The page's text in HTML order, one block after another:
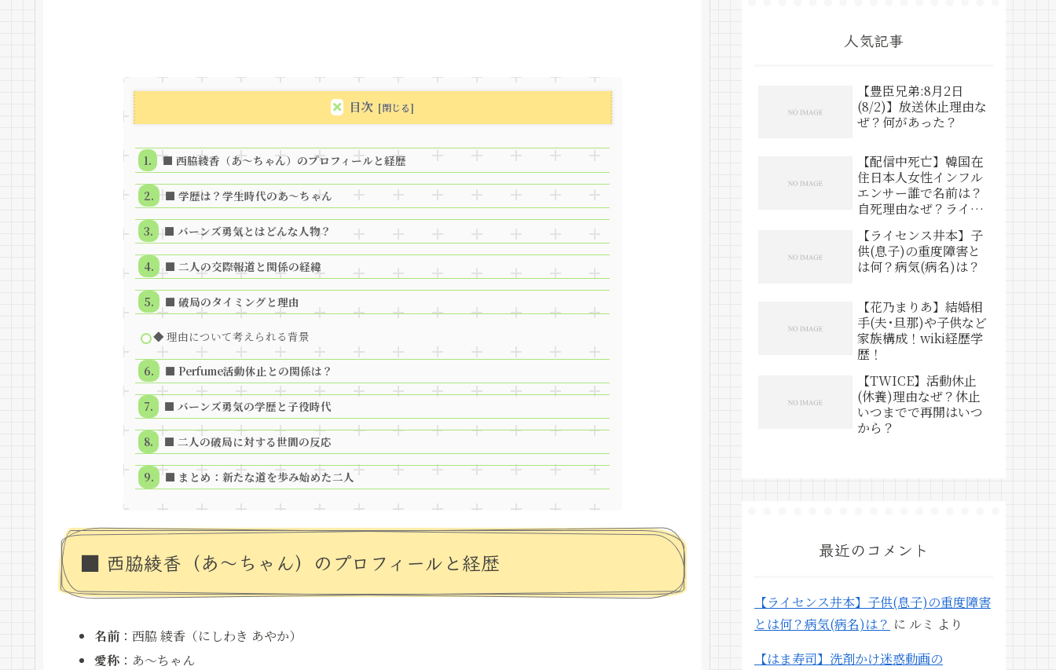
目次
■ 西脇綾香（あ～ちゃん）のプロフィールと経歴
■ 学歴は？学生時代のあ～ちゃん
■ バーンズ勇気とはどんな人物？
■ 二人の交際報道と関係の経緯
■ 破局のタイミングと理由
◆ 理由について考えられる背景
■ Perfume活動休止との関係は？
■ バーンズ勇気の学歴と子役時代
■ 二人の破局に対する世間の反応
■ まとめ：新たな道を歩み始めた二人
■ 西脇綾香（あ～ちゃん）のプロフィールと経歴
名前 ：西脇 綾香（にしわき あやか）
愛称 ：あ～ちゃん
人気記事
【豊臣兄弟:8月2日
(8/2)】放送休止理由な
ぜ？何があった？
【配信中死亡】韓国在
住日本人女性インフル
エンサー誰で名前は？
自死理由なぜ？ライブ
【ライセンス井本】子
供(息子)の重度障害と
は何？病気(病名)は？
【花乃まりあ】結婚相
手(夫･旦那)や子供など
家族構成！wiki経歴学
歴！
【TWICE】活動休止
(休養)理由なぜ？休止
いつまでで再開はいつ
から？
最近のコメント
【ライセンス井本】子供(息子)の重度障害
とは何？病気(病名)は？ に ルミ より
【はま寿司】洗剤かけ迷惑動画の